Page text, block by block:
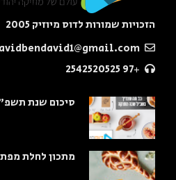
הזכויות שמורות לדוס מיוזיק 2005
+97 2542520525
סיכום שנת
מתכון לחלת